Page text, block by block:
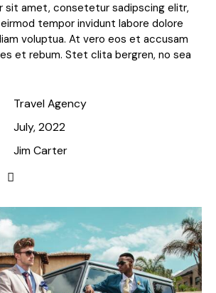
sit amet, consetetur sadipscing elitr,
tempor invidunt labore dolore
voluptua. At vero eos et accusam
et rebum. Stet clita bergren, no sea
Travel Agency
July, 2022
Jim Carter